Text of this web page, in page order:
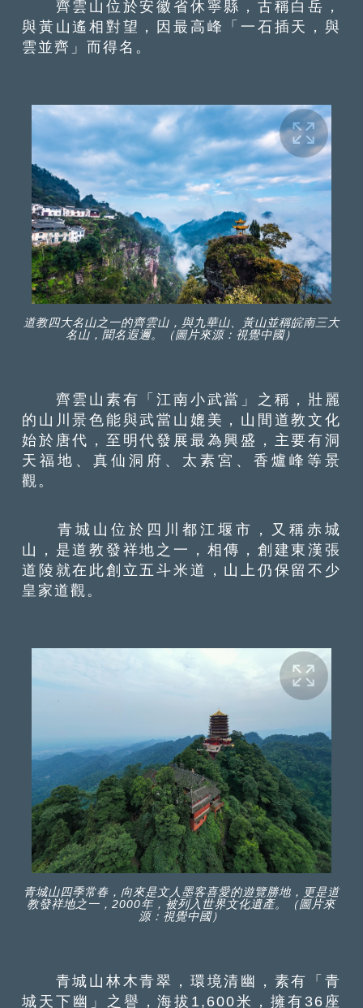
齊雲山位於安徽省休寧縣，古稱白岳，
與黃山遙相對望，因最高峰「一石插天，與
雲並齊」而得名。
道教四大名山之一的齊雲山，與九華山、黃山並稱皖南三大
名山，聞名遐邇。（圖片來源：視覺中國）
齊雲山素有「江南小武當」之稱，壯麗
的山川景色能與武當山媲美，山間道教文化
始於唐代，至明代發展最為興盛，主要有洞
天福地、真仙洞府、太素宮、香爐峰等景
觀。
青城山位於四川都江堰市，又稱赤城
山，是道教發祥地之一，相傳，創建東漢張
道陵就在此創立五斗米道，山上仍保留不少
皇家道觀。
青城山四季常春，向來是文人墨客喜愛的遊覽勝地，更是道
教發祥地之一，2000年，被列入世界文化遺產。（圖片來
源：視覺中國）
青城山林木青翠，環境清幽，素有「青
城天下幽」之譽，海拔1,600米，擁有36座